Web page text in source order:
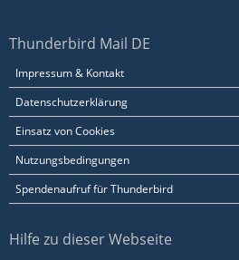
Thunderbird Mail DE
Impressum & Kontakt
Datenschutzerklärung
Einsatz von Cookies
Nutzungsbedingungen
Spendenaufruf für Thunderbird
Hilfe zu dieser Webseite